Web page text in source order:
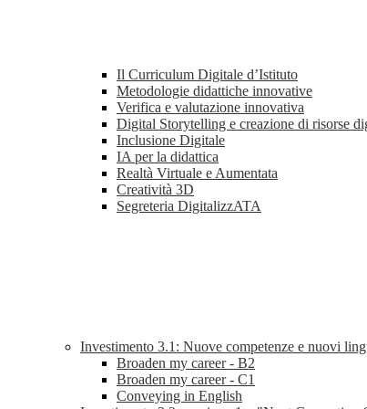
Il Curriculum Digitale d’Istituto
Metodologie didattiche innovative
Verifica e valutazione innovativa
Digital Storytelling e creazione di risorse
Inclusione Digitale
IA per la didattica
Realtà Virtuale e Aumentata
Creatività 3D
Segreteria DigitalizzATA
Investimento 3.1: Nuove competenze e nuovi
Broaden my career - B2
Broaden my career - C1
Conveying in English